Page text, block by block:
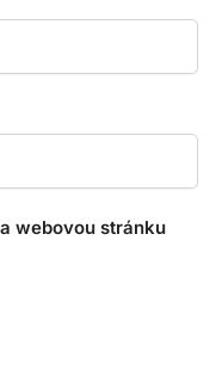
webovou stránku